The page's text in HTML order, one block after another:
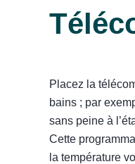
Placez la
bains ; par
sans peine à
Cette
la température